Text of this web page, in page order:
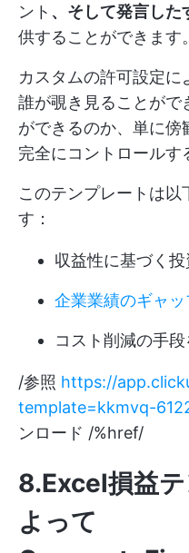
ント 、そして発言した
供することができます。
カスタムの許可設定に
誰が覗き見ることがで
ができるのか、単に傍
完全にコントロールす
このテンプレートは以
す：
収益性に基づく
企業業績のギャ
コスト削減の手
/参照 https://
template=kkmvq-
ンロード /%href/
8.Excel損益
よって